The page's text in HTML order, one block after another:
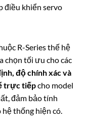
điều khiển servo
R-Series thế hệ
chọn tối ưu cho các
độ chính xác và
trực tiếpcho model
đảm bảo tính
thống hiện có.